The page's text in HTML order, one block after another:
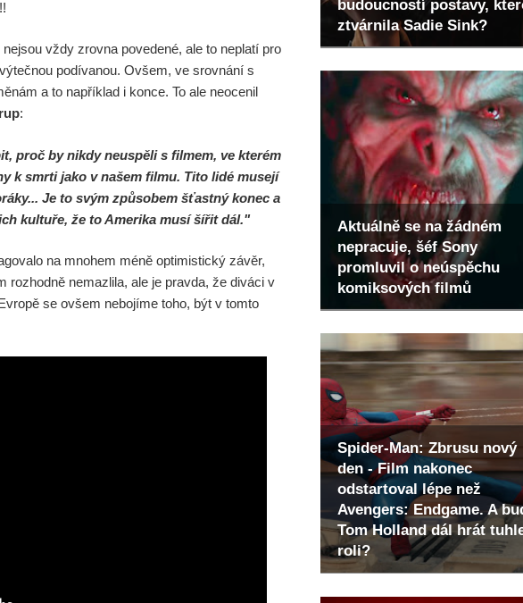
mohl být Dave Bautista. Přeobsazovat se ale bude i další důležitá postava
Marvel zrušil oceňovaný seriál
budoucností postavy,
ztvárnila Sadie Sink?
Aktuálně se na žádném
nepracuje, šéf Sony
promluvil o neúspěchu
komiksových filmů
Spider-Man: Zbrusu nový
den - Film nakonec
odstartoval lépe než
Avengers: Endgame. A
Tom Holland dál hrát
roli?
vždy zrovna povedené, ale to neplatí pro
podívanou. Ovšem, ve srovnání s
a to například i konce. To ale neocenil
:
proč by nikdy neuspěli s filmem, ve kterém
k smrti jako v našem filmu. Tito lidé musejí
Je to svým způsobem šťastný konec a
kultuře, že to Amerika musí šířit dál."
na mnohem méně optimistický závěr,
rozhodně nemazlila, ale je pravda, že diváci v
se ovšem nebojíme toho, být v tomto